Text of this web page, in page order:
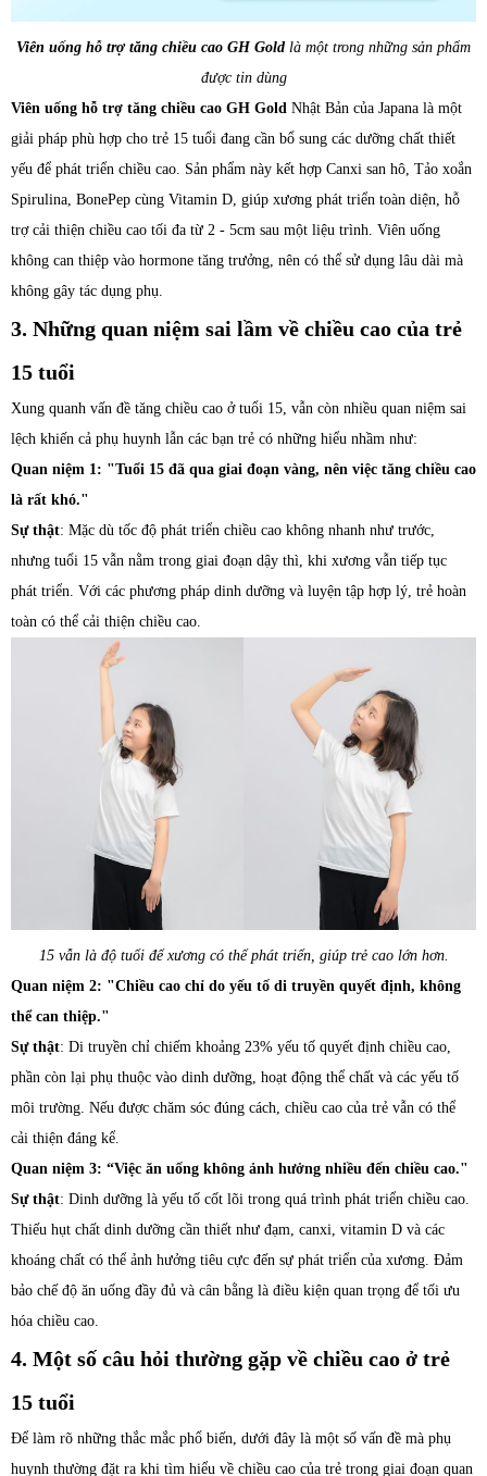
Viên uống hỗ trợ tăng chiều cao GH Gold là một trong những sản phẩm
được tin dùng
Viên uống hỗ trợ tăng chiều cao GH Gold Nhật Bản của Japana là một
giải pháp phù hợp cho trẻ 15 tuổi đang cần bổ sung các dưỡng chất thiết
yếu để phát triển chiều cao. Sản phẩm này kết hợp Canxi san hô, Tảo xoắn
Spirulina, BonePep cùng Vitamin D, giúp xương phát triển toàn diện, hỗ
trợ cải thiện chiều cao tối đa từ 2 - 5cm sau một liệu trình. Viên uống
không can thiệp vào hormone tăng trưởng, nên có thể sử dụng lâu dài mà
không gây tác dụng phụ.
3. Những quan niệm sai lầm về chiều cao của trẻ
15 tuổi
Xung quanh vấn đề tăng chiều cao ở tuổi 15, vẫn còn nhiều quan niệm sai
lệch khiến cả phụ huynh lẫn các bạn trẻ có những hiểu nhầm như:
Quan niệm 1: "Tuổi 15 đã qua giai đoạn vàng, nên việc tăng chiều cao
là rất khó."
Sự thật: Mặc dù tốc độ phát triển chiều cao không nhanh như trước,
nhưng tuổi 15 vẫn nằm trong giai đoạn dậy thì, khi xương vẫn tiếp tục
phát triển. Với các phương pháp dinh dưỡng và luyện tập hợp lý, trẻ hoàn
toàn có thể cải thiện chiều cao.
15 vẫn là độ tuổi để xương có thể phát triển, giúp trẻ cao lớn hơn.
Quan niệm 2: "Chiều cao chỉ do yếu tố di truyền quyết định, không
thể can thiệp."
Sự thật: Di truyền chỉ chiếm khoảng 23% yếu tố quyết định chiều cao,
phần còn lại phụ thuộc vào dinh dưỡng, hoạt động thể chất và các yếu tố
môi trường. Nếu được chăm sóc đúng cách, chiều cao của trẻ vẫn có thể
cải thiện đáng kể.
Quan niệm 3: “Việc ăn uống không ảnh hưởng nhiều đến chiều cao."
Sự thật: Dinh dưỡng là yếu tố cốt lõi trong quá trình phát triển chiều cao.
Thiếu hụt chất dinh dưỡng cần thiết như đạm, canxi, vitamin D và các
khoáng chất có thể ảnh hưởng tiêu cực đến sự phát triển của xương. Đảm
bảo chế độ ăn uống đầy đủ và cân bằng là điều kiện quan trọng để tối ưu
hóa chiều cao.
4. Một số câu hỏi thường gặp về chiều cao ở trẻ
15 tuổi
Để làm rõ những thắc mắc phổ biến, dưới đây là một số vấn đề mà phụ
huynh thường đặt ra khi tìm hiểu về chiều cao của trẻ trong giai đoạn quan